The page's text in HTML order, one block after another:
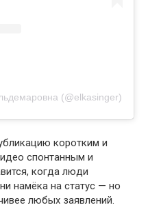
(@elkasinger)
коротким и
спонтанным и
когда люди
намёка на статус — но
любых заявлений.